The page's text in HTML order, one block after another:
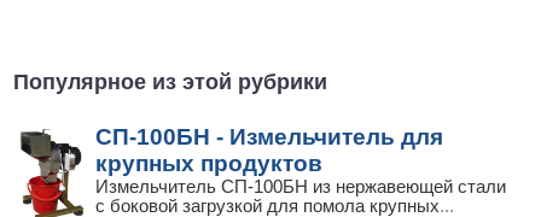
Популярное из этой рубрики
СП-100БН - Измельчитель для
крупных продуктов
Измельчитель СП-100БН из нержавеющей стали
с боковой загрузкой для помола крупных...